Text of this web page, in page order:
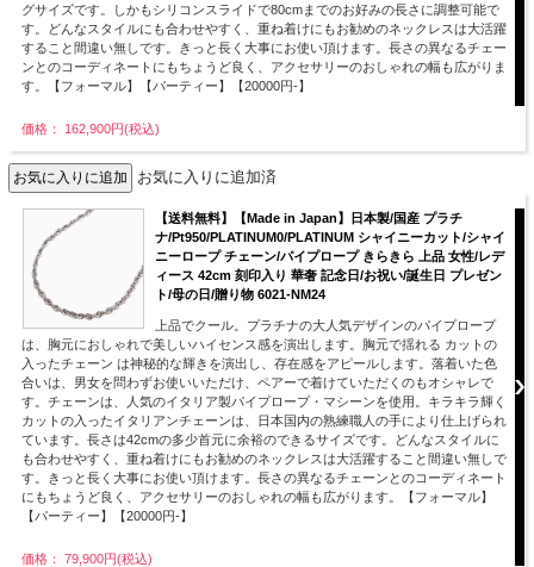
グサイズです。しかもシリコンスライドで80cmまでのお好みの長さに調整可能で
す。どんなスタイルにも合わせやすく、重ね着けにもお勧めのネックレスは大活躍
すること間違い無しです。きっと長く大事にお使い頂けます。長さの異なるチェー
ンとのコーディネートにもちょうど良く、アクセサリーのおしゃれの幅も広がりま
す。【フォーマル】【パーティー】【20000円-】
価格： 162,900円(税込)
お気に入りに追加済
【送料無料】【Made in Japan】日本製/国産 プラチ
ナ/Pt950/PLATINUM0/PLATINUM シャイニーカット/シャイ
ニーロープ チェーン/パイプロープ きらきら 上品 女性/レデ
ィース 42cm 刻印入り 華奢 記念日/お祝い/誕生日 プレゼン
ト/母の日/贈り物 6021-NM24
上品でクール。プラチナの大人気デザインのパイプロープ
は、胸元におしゃれで美しいハイセンス感を演出します。胸元で揺れる カットの
入ったチェーン は神秘的な輝きを演出し、存在感をアピールします。落着いた色
合いは、男女を問わずお使いいただけ、ペアーで着けていただくのもオシャレで
す。チェーンは、人気のイタリア製パイプロープ・マシーンを使用。キラキラ輝く
カットの入ったイタリアンチェーンは、日本国内の熟練職人の手により仕上げられ
ています。長さは42cmの多少首元に余裕のできるサイズです。どんなスタイルに
も合わせやすく、重ね着けにもお勧めのネックレスは大活躍すること間違い無しで
す。きっと長く大事にお使い頂けます。長さの異なるチェーンとのコーディネート
にもちょうど良く、アクセサリーのおしゃれの幅も広がります。【フォーマル】
【パーティー】【20000円-】
価格： 79,900円(税込)